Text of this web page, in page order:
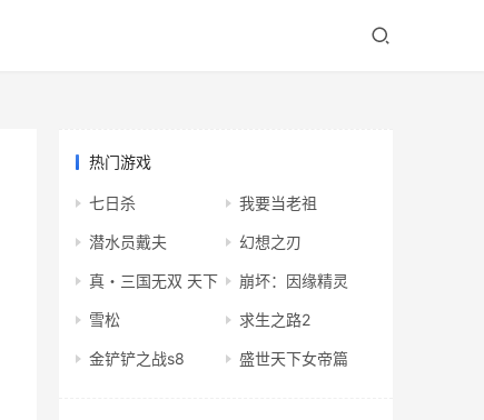
热门游戏
七日杀 我要当老祖
潜水员戴夫 幻想之刃
真・三国无双 天下 崩坏：因缘精灵
雪松 求生之路2
金铲铲之战s8 盛世天下女帝篇